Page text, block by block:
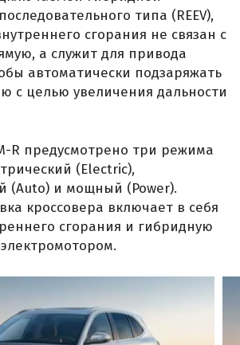
типа (REEV),
сгорания не связан с
а служит для привода
автоматически подзаряжать
с целью увеличения дальности
R предусмотрено три режима
(Electric),
(Auto) и мощный (Power).
кроссовера включает в себя
сгорания и гибридную